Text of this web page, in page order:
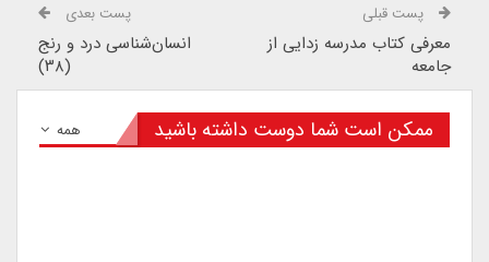
پست قبلی
معرفی کتاب مدرسه زدایی از
جامعه
پست بعدی
انسان‌شناسی درد و رنج
همه ممکن است شما دوست داشته باشید